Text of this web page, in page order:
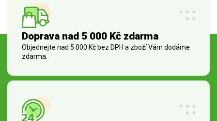
Doprava nad 5 000 Kč zdarma
Objednejte nad 5 000 Kč bez DPH a zboží Vám dodáme
zdarma.